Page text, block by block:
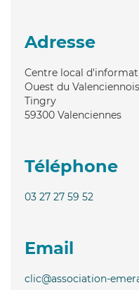
Adresse
Centre local
Ouest du
Tingry
59300 Valenciennes
Téléphone
03 27 27 59 52
Email
clic@association-